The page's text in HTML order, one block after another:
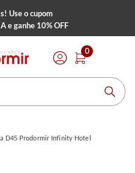
Use o cupom
e ganhe 10% OFF
0
D45 Prodormir Infinity Hotel